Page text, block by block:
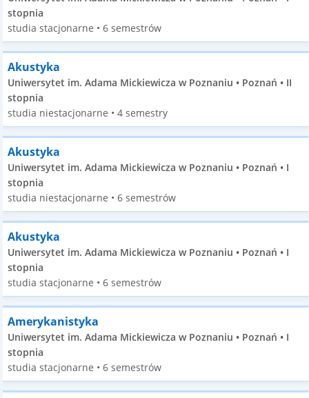
stopnia
studia stacjonarne • 6 semestrów
Akustyka
Uniwersytet im. Adama Mickiewicza w Poznaniu • Poznań • II
stopnia
studia niestacjonarne • 4 semestry
Akustyka
Uniwersytet im. Adama Mickiewicza w Poznaniu • Poznań • I
stopnia
studia niestacjonarne • 6 semestrów
Akustyka
Uniwersytet im. Adama Mickiewicza w Poznaniu • Poznań • I
stopnia
studia stacjonarne • 6 semestrów
Amerykanistyka
Uniwersytet im. Adama Mickiewicza w Poznaniu • Poznań • I
stopnia
studia stacjonarne • 6 semestrów